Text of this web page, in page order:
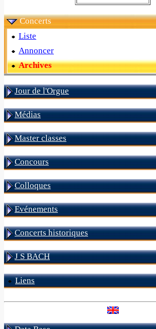
Concerts
Liste
Annoncer
Archives
Jour de l'Orgue
Médias
Master classes
Concours
Colloques
Evénements
Concerts historiques
J S BACH
Liens